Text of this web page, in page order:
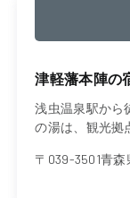
津軽藩本陣の
浅虫温泉駅から
の湯は、観光拠
〒039-3501青